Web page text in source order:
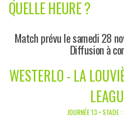
QUELLE HEURE ?
Match prévu le samedi 28
Diffusion à
WESTERLO - LA
JOURNÉE 13 • STADE